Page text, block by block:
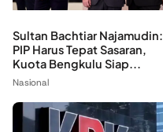
Sultan Bachtiar Najamudin:
PIP Harus Tepat Sasaran,
Kuota Bengkulu Siap...
Nasional